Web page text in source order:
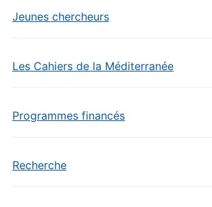
Jeunes chercheurs
Les Cahiers de la Méditerranée
Programmes financés
Recherche